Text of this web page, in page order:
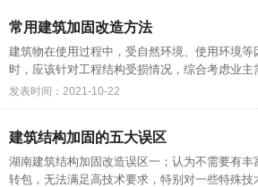
常用建筑加固改造方法
建筑物在使用过程中，受自然环境、使用环境
时，应该针对工程结构受损情况，综合考虑业
发表时间：2021-10-22
建筑结构加固的五大误区
湖南建筑结构加固改造误区一；认为不需要有
转包，无法满足高技术要求，特别对一些特殊